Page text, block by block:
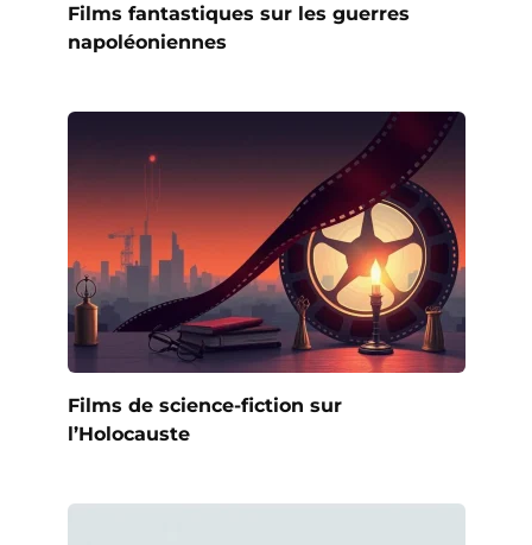
Films fantastiques sur les guerres
napoléoniennes
Films de science-fiction sur
l’Holocauste